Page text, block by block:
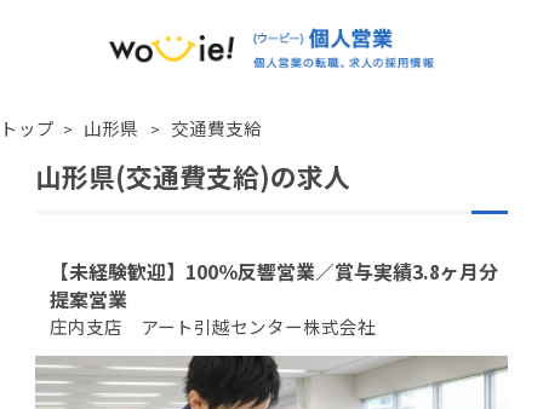
トップ 山形県 交通費支給
山形県(交通費支給)の求人
【未経験歓迎】100％反響営業／賞与実績3.8ヶ月分
提案営業
庄内支店 アート引越センター株式会社